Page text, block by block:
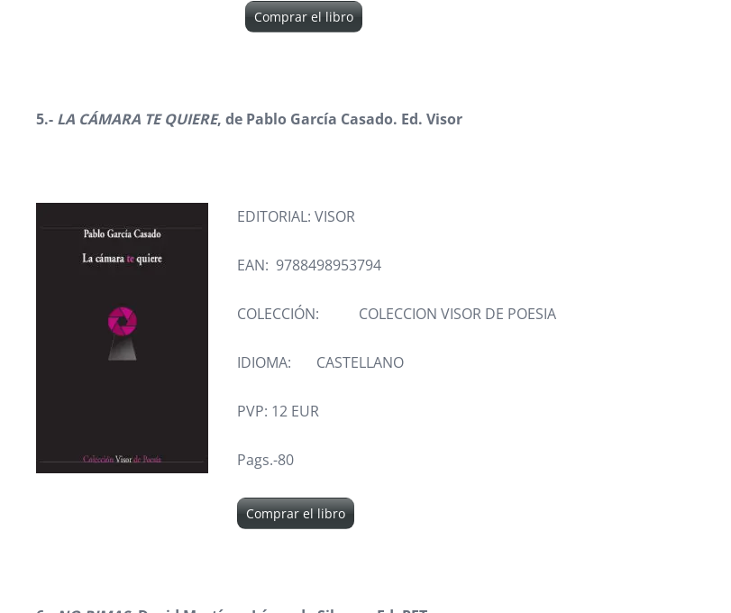
Comprar el libro
5.- LA CÁMARA TE QUIERE, de Pablo García Casado. Ed. Visor
EDITORIAL: VISOR
EAN: 9788498953794
COLECCIÓN: COLECCION VISOR DE POESIA
IDIOMA: CASTELLANO
PVP: 12 EUR
Pags.-80
Comprar el libro